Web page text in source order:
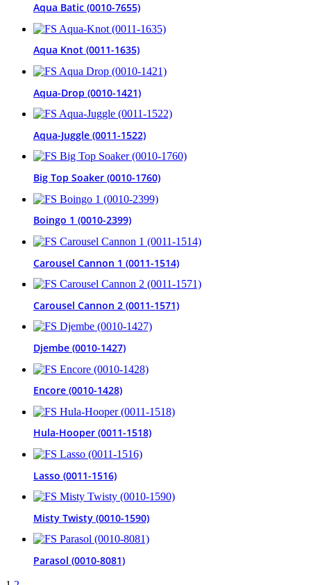
Aqua Batic (0010-7655)
Aqua Knot (0011-1635)
Aqua-Drop (0010-1421)
Aqua-Juggle (0011-1522)
Big Top Soaker (0010-1760)
Boingo 1 (0010-2399)
Carousel Cannon 1 (0011-1514)
Carousel Cannon 2 (0011-1571)
Djembe (0010-1427)
Encore (0010-1428)
Hula-Hooper (0011-1518)
Lasso (0011-1516)
Misty Twisty (0010-1590)
Parasol (0010-8081)